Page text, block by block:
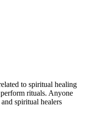
to spiritual healing
rituals. Anyone
spiritual healers